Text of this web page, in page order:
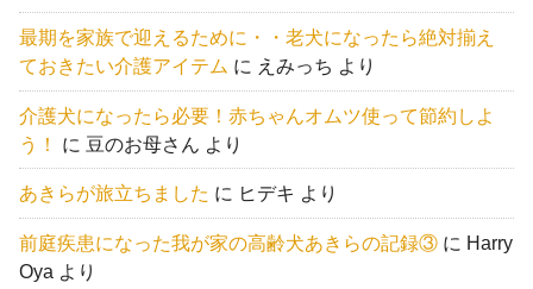
最期を家族で迎えるために・・老犬になったら絶対揃え
ておきたい介護アイテム に えみっち より
介護犬になったら必要！赤ちゃんオムツ使って節約しよ
う！
に 豆のお母さん より
あきらが旅立ちました に ヒデキ より
前庭疾患になった我が家の高齢犬あきらの記録③ に Harry
Oya より